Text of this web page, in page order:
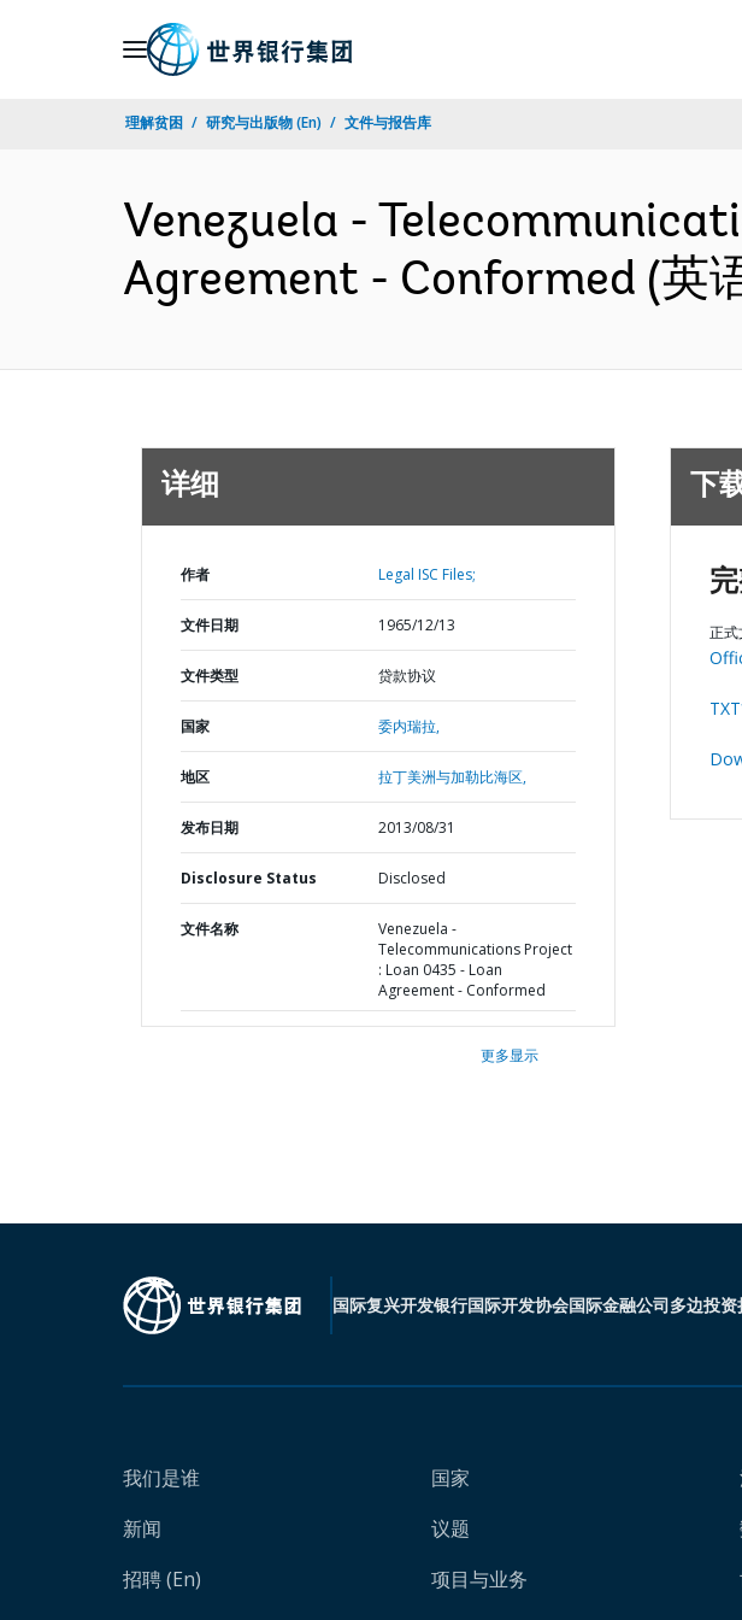
理解贫困 研究与出版物 (En) 文件与报告库
Venezuela -
Agreement - Conformed (英
详细
作者 Legal ISC Files;
文件日期 1965/12/13
文件类型 贷款协议
国家 委内瑞拉,
地区 拉丁美洲与加勒比海区,
发布日期 2013/08/31
Disclosure Status Disclosed
文件名称
Venezuela -
Telecommunications Project
: Loan 0435 - Loan
Agreement - Conformed
更多显示
下
正式
国际复兴开发银行国际开发协会国际金融公司多边投
我们是谁
新闻
招聘 (En)
国家
议题
项目与业务